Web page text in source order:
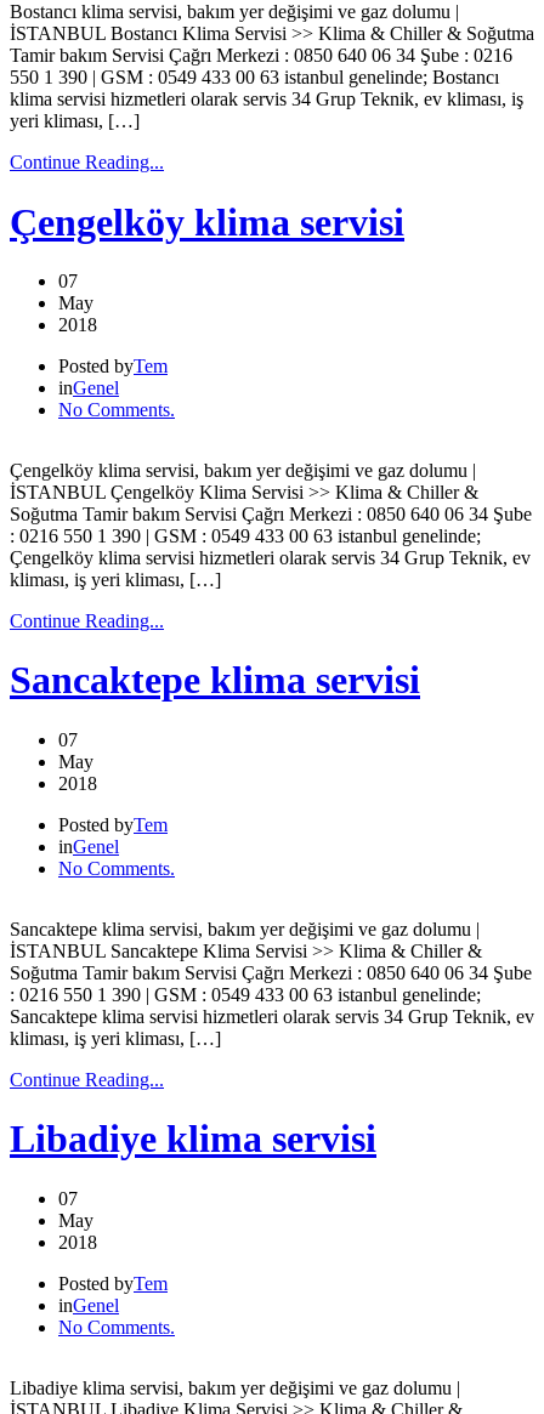
Bostancı klima servisi, bakım yer değişimi ve gaz dolumu |
İSTANBUL Bostancı Klima Servisi >> Klima & Chiller & Soğutma
Tamir bakım Servisi Çağrı Merkezi : 0850 640 06 34 Şube : 0216
550 1 390 | GSM : 0549 433 00 63 istanbul genelinde; Bostancı
klima servisi hizmetleri olarak servis 34 Grup Teknik, ev kliması, iş
yeri kliması, […]
Continue Reading...
Çengelköy klima servisi
07
May
2018
Posted byTem
inGenel
No Comments.
Çengelköy klima servisi, bakım yer değişimi ve gaz dolumu |
İSTANBUL Çengelköy Klima Servisi >> Klima & Chiller &
Soğutma Tamir bakım Servisi Çağrı Merkezi : 0850 640 06 34 Şube
: 0216 550 1 390 | GSM : 0549 433 00 63 istanbul genelinde;
Çengelköy klima servisi hizmetleri olarak servis 34 Grup Teknik, ev
kliması, iş yeri kliması, […]
Continue Reading...
Sancaktepe klima servisi
07
May
2018
Posted byTem
inGenel
No Comments.
Sancaktepe klima servisi, bakım yer değişimi ve gaz dolumu |
İSTANBUL Sancaktepe Klima Servisi >> Klima & Chiller &
Soğutma Tamir bakım Servisi Çağrı Merkezi : 0850 640 06 34 Şube
: 0216 550 1 390 | GSM : 0549 433 00 63 istanbul genelinde;
Sancaktepe klima servisi hizmetleri olarak servis 34 Grup Teknik, ev
kliması, iş yeri kliması, […]
Continue Reading...
Libadiye klima servisi
07
May
2018
Posted byTem
inGenel
No Comments.
Libadiye klima servisi, bakım yer değişimi ve gaz dolumu |
İSTANBUL Libadiye Klima Servisi >> Klima & Chiller &